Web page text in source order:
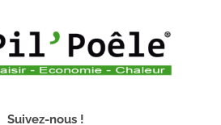
Suivez-nous !